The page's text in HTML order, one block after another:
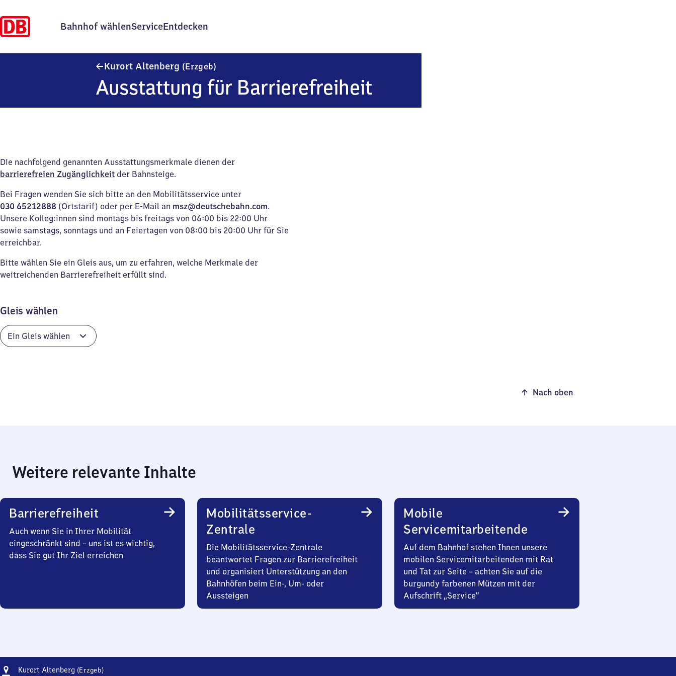
Bahnhof wählenServiceEntdecken
Kurort Altenberg (Erzgeb)
Ausstattung für Barrierefreiheit
Die nachfolgend genannten Ausstattungsmerkmale dienen der
barrierefreien Zugänglichkeit der Bahnsteige.
Bei Fragen wenden Sie sich bitte an den Mobilitätsservice unter
030 65212888 (Ortstarif) oder per E-Mail an msz@deutschebahn.com.
Unsere Kolleg:innen sind montags bis freitags von 06:00 bis 22:00 Uhr
sowie samstags, sonntags und an Feiertagen von 08:00 bis 20:00 Uhr für Sie
erreichbar.
Bitte wählen Sie ein Gleis aus, um zu erfahren, welche Merkmale der
weitreichenden Barrierefreiheit erfüllt sind.
Gleis wählen
Nach oben
Weitere relevante Inhalte
Barrierefreiheit
Auch wenn Sie in Ihrer Mobilität
eingeschränkt sind – uns ist es wichtig,
dass Sie gut Ihr Ziel erreichen
Mobilitätsservice-
Zentrale
Die Mobilitätsservice-Zentrale
beantwortet Fragen zur Barrierefreiheit
und organisiert Unterstützung an den
Bahnhöfen beim Ein-, Um- oder
Aussteigen
Mobile
Servicemitarbeitende
Auf dem Bahnhof stehen Ihnen unsere
mobilen Servicemitarbeitenden mit Rat
und Tat zur Seite – achten Sie auf die
burgundy farbenen Mützen mit der
Aufschrift „Service“
Adresse
Kurort Altenberg (Erzgeb)Kurort